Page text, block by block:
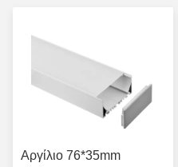
Αργίλιο 76*35mm